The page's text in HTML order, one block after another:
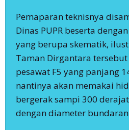
Pemaparan teknisnya
Dinas PUPR beserta
yang berupa skematik,
Taman Dirgantara
pesawat F5 yang panjang
nantinya akan memakai
bergerak sampi 300
dengan diameter